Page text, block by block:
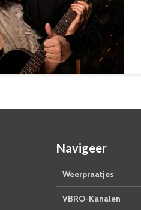
Navigeer
Weerpraatjes
VBRO-Kanalen